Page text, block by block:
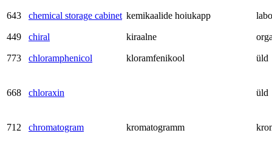
643 chemical storage cabinet kemikaalide hoiukapp
449 chiral kiraalne
773 chloramphenicol kloramfenikool üld
668 chloraxin üld
712 chromatogram kromatogramm